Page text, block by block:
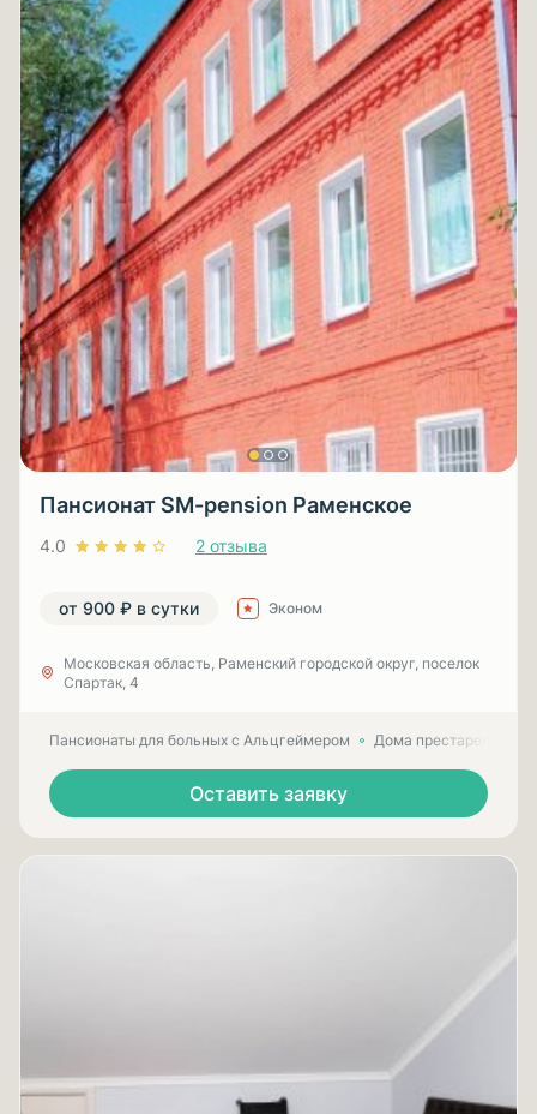
Пансионат SM-pension Раменское
4.0 2 отзыва
от 900 ₽ в сутки Эконом
Московская область, Раменский городской округ, поселок
Спартак, 4
Пансионаты для больных с Альцгеймером Дома престарелых
Оставить заявку